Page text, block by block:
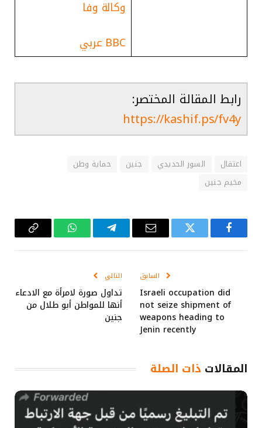
وكالة وفا
BBC عربي
رابط المقالة المختصر:
https://kashif.ps/fv4y
اعتقال السور الحديدي جنين
حماية وطن
مخيم جنين
فيسبوك تويتر
البريد
تيلقرام واتساب Copy
السابق
Israeli occupation did
not seize shipment of
weapons heading to
Jenin recently
التالي
تداول صورة لامرأة مع الادعاء
أنها للمواطن أبو طلال من
جنين
المقالات ذات الصلة